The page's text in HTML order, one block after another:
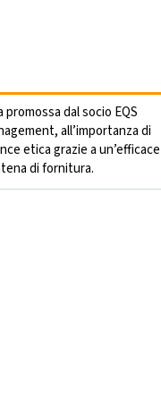
dal socio EQS
all’importanza di
etica grazie a un’efficace
di fornitura.